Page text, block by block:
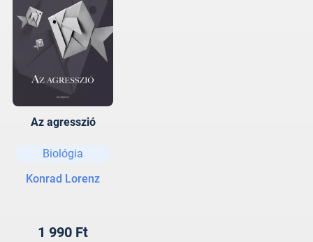
Az agresszió
Biológia
Konrad Lorenz
1 990 Ft